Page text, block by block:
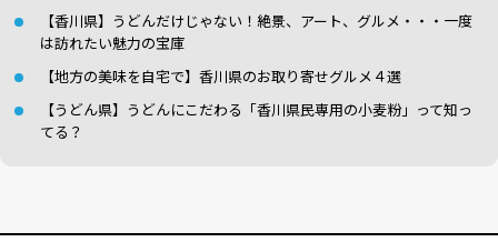
【香川県】うどんだけじゃない！絶景、アート、グルメ・・・一度
は訪れたい魅力の宝庫
【地方の美味を自宅で】香川県のお取り寄せグルメ４選
【うどん県】うどんにこだわる「香川県民専用の小麦粉」って知っ
てる？